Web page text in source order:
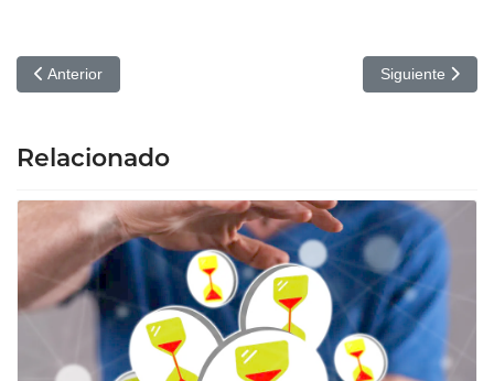
Artículo anterior: Email marketing: la mejor herramienta para
Anterior Artículo
Siguiente
Relacionado